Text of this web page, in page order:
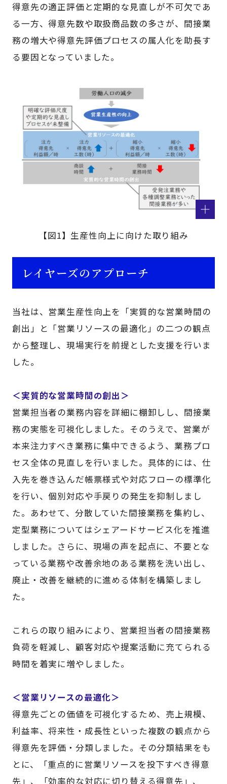
得意先の適正評価と定期的な見直しが不可欠であ
る一方、得意先数や取扱商品数の多さが、間接業
務の増大や得意先評価プロセスの属人化を助長す
る要因となっていました。
【図1】生産性向上に向けた取り組み
レイヤーズのアプローチ
当社は、営業生産性向上を「実質的な営業時間の
創出」と「営業リソースの最適化」の二つの観点
から整理し、現場実行を前提とした支援を行いま
した。
＜実質的な営業時間の創出＞
営業担当者の業務内容を詳細に棚卸しし、間接業
務の実態を可視化しました。そのうえで、営業が
本来注力すべき業務に集中できるよう、業務プロ
セス全体の見直しを行いました。具体的には、仕
入先を巻き込んだ帳票様式や対応フローの標準化
を行い、個別対応や手戻りの発生を抑制しまし
た。あわせて、分散していた間接業務を集約し、
定型業務についてはシェアードサービス化を推進
しました。さらに、現場の声を起点に、不要とな
っている業務や改善余地のある業務を洗い出し、
廃止・改善を継続的に進める体制を構築しまし
た。
これらの取り組みにより、営業担当者の間接業務
負荷を軽減し、顧客対応や提案活動に充てられる
時間を着実に増やしました。
＜営業リソースの最適化＞
得意先ごとの価値を可視化するため、売上規模、
利益率、将来性・成長性といった複数の観点から
得意先を評価・分類しました。その分類結果をも
とに、「重点的に営業リソースを投下すべき得意
先」、「効率的な対応に切り替える得意先」、